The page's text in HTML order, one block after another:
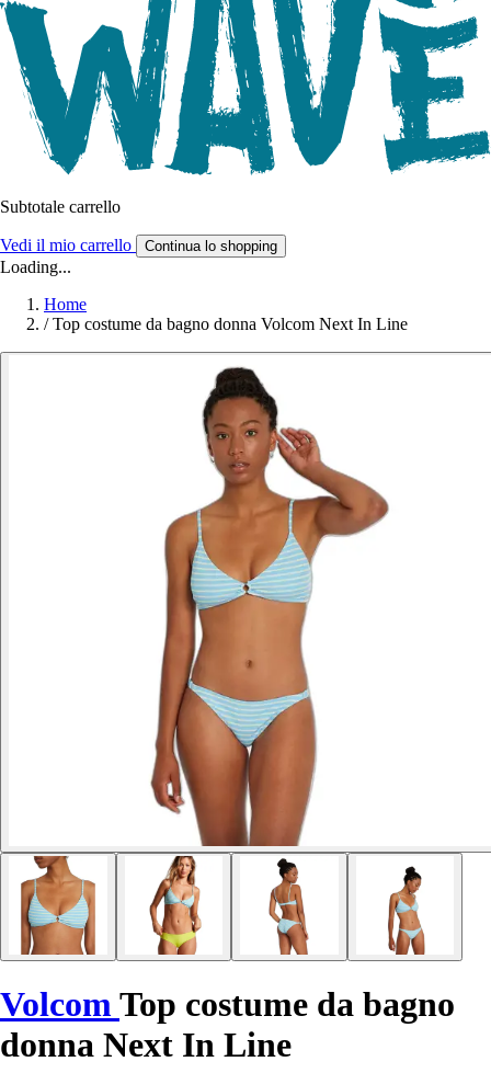
Subtotale carrello
Vedi il mio carrello Continua lo shopping
Loading...
Home
/ Top costume da bagno donna Volcom Next In Line
VolcomTop costume da bagno
donna Next In Line